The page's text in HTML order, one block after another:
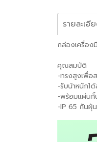
รายละเอี
กล่องเครื่อ
คุณสมบัติ
-ทรงสูงเพื่อ
-รับน้าหนักไ
-พร้อมแผ่นกั้
-IP 65 กันฝุ่